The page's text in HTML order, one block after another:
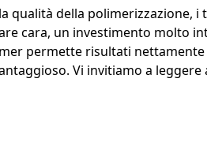
qualità della
cara, un investimento molto
permette risultati
Vi invitiamo a